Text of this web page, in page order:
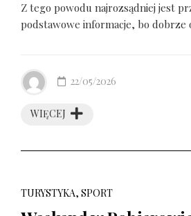
Z tego powodu najrozsądniej jest
podstawowe informacje, bo dobrze
WIĘCEJ
22/05/2026
TURYSTYKA, SPORT